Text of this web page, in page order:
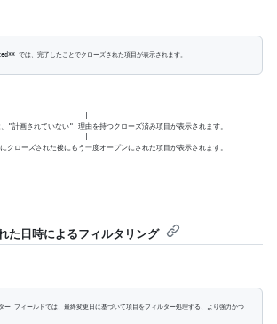
"計画されていない" 理由を持つクローズ済み項目が表示されます。
クローズされた後にもう一度オープンにされた項目が表示されます。
た日時によるフィルタリング